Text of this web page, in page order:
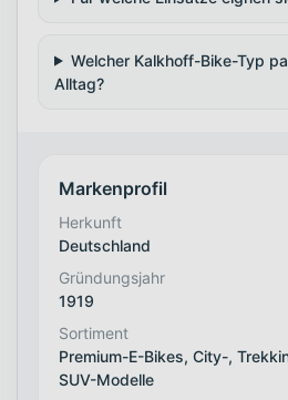
Welcher Kalkhoff-Bike-Typ
Alltag?
Markenprofil
Herkunft
Deutschland
Gründungsjahr
1919
Sortiment
Premium-E-Bikes, City-,
SUV-Modelle